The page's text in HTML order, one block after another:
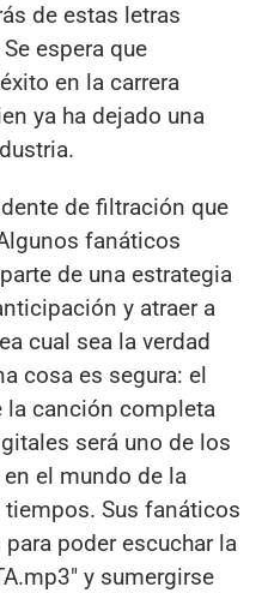
de estas letras
espera que
en la carrera
ya ha dejado una
de filtración que
fanáticos
de una estrategia
y atraer a
cual sea la verdad
cosa es segura: el
la canción completa
será uno de los
el mundo de la
Sus fanáticos
poder escuchar la
y sumergirse